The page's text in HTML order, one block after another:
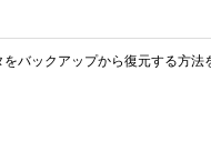
バックアップから復元する方法